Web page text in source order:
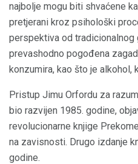
najbolje mogu biti shvaćene
pretjerani kroz psihološki
perspektiva od
prevashodno pogođena
konzumira, kao što je alkohol,
Pristup Jimu Orfordu za
bio razvijen 1985. godine,
revolucionarne knjige
na zavisnosti. Drugo izdanje
godine.